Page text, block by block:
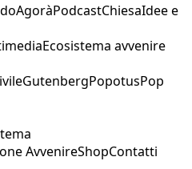
AgoràPodcastChiesaIdee e
Ecosistema avvenire
GutenbergPopotusPop
AvvenireShopContatti